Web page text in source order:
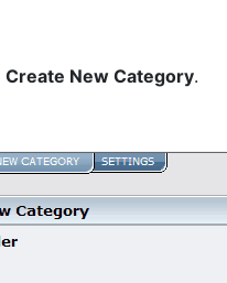
Create New Category.